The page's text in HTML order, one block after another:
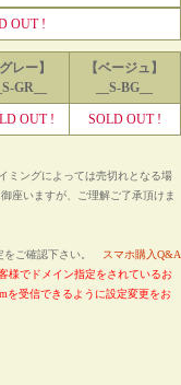
OUT !
グレー】
GR__
【ベージュ】
__S-BG__
OUT ! SOLD OUT !
ミングによっては売切れとなる場
座いますが、ご理解ご了承頂けま
をご確認下さい。
スマホ購入Q&A
様でドメイン指定をされているお
を受信できるように設定変更をお